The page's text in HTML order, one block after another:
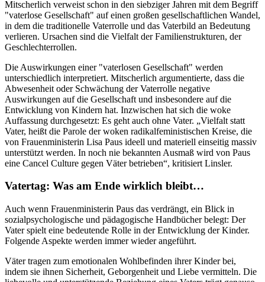
Mitscherlich verweist schon in den siebziger Jahren mit dem Begriff
"vaterlose Gesellschaft" auf einen großen gesellschaftlichen Wandel,
in dem die traditionelle Vaterrolle und das Vaterbild an Bedeutung
verlieren. Ursachen sind die Vielfalt der Familienstrukturen, der
Geschlechterrollen.
Die Auswirkungen einer "vaterlosen Gesellschaft" werden
unterschiedlich interpretiert. Mitscherlich argumentierte, dass die
Abwesenheit oder Schwächung der Vaterrolle negative
Auswirkungen auf die Gesellschaft und insbesondere auf die
Entwicklung von Kindern hat. Inzwischen hat sich die woke
Auffassung durchgesetzt: Es geht auch ohne Vater. „Vielfalt statt
Vater, heißt die Parole der woken radikalfeministischen Kreise, die
von Frauenministerin Lisa Paus ideell und materiell einseitig massiv
unterstützt werden. In noch nie bekannten Ausmaß wird von Paus
eine Cancel Culture gegen Väter betrieben“, kritisiert Linsler.
Vatertag: Was am Ende wirklich bleibt…
Auch wenn Frauenministerin Paus das verdrängt, ein Blick in
sozialpsychologische und pädagogische Handbücher belegt: Der
Vater spielt eine bedeutende Rolle in der Entwicklung der Kinder.
Folgende Aspekte werden immer wieder angeführt.
Väter tragen zum emotionalen Wohlbefinden ihrer Kinder bei,
indem sie ihnen Sicherheit, Geborgenheit und Liebe vermitteln. Die